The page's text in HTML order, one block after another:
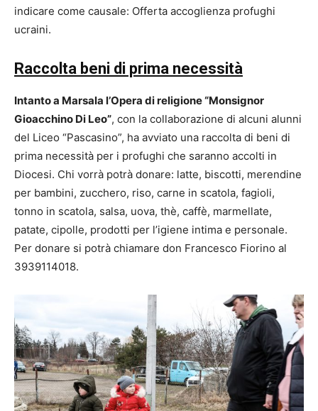
indicare come causale: Offerta accoglienza profughi
ucraini.
Raccolta beni di prima necessità
Intanto a Marsala l’Opera di religione “Monsignor
Gioacchino Di Leo”, con la collaborazione di alcuni alunni
del Liceo “Pascasino”, ha avviato una raccolta di beni di
prima necessità per i profughi che saranno accolti in
Diocesi. Chi vorrà potrà donare: latte, biscotti, merendine
per bambini, zucchero, riso, carne in scatola, fagioli,
tonno in scatola, salsa, uova, thè, caffè, marmellate,
patate, cipolle, prodotti per l’igiene intima e personale.
Per donare si potrà chiamare don Francesco Fiorino al
3939114018.